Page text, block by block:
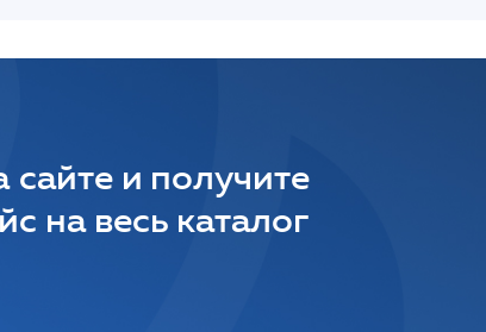
сайте и получите
на весь каталог